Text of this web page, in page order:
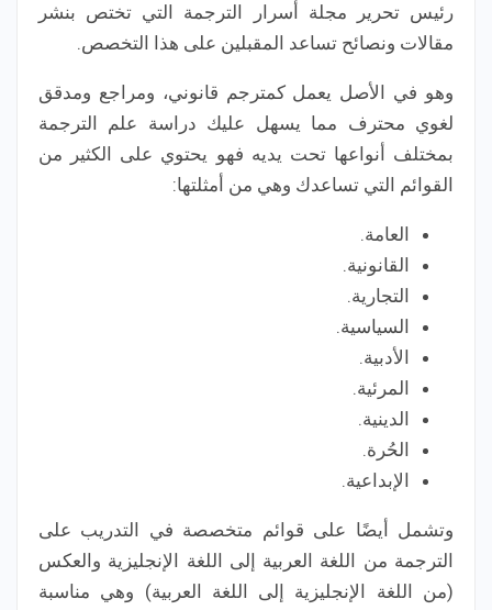
رئيس تحرير مجلة أسرار الترجمة التي تختص بنشر
مقالات ونصائح تساعد المقبلين على هذا التخصص.
وهو في الأصل يعمل كمترجم قانوني، ومراجع ومدقق
لغوي محترف مما يسهل عليك دراسة علم الترجمة
بمختلف أنواعها تحت يديه فهو يحتوي على الكثير من
القوائم التي تساعدك وهي من أمثلتها:
العامة.
القانونية.
التجارية.
السياسية.
الأدبية.
المرئية.
الدينية.
الحُرة.
الإبداعية.
وتشمل أيضًا على قوائم متخصصة في التدريب على
الترجمة من اللغة العربية إلى اللغة الإنجليزية والعكس
(من اللغة الإنجليزية إلى اللغة العربية) وهي مناسبة